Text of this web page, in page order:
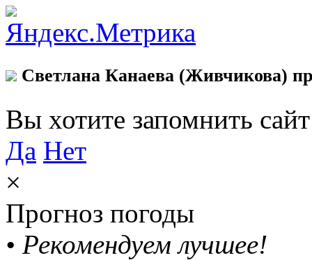
Светлана Канаева (Живчикова)
Вы хотите запомнить
Да Нет
×
Прогноз погоды
• Рекомендуем лучшее!